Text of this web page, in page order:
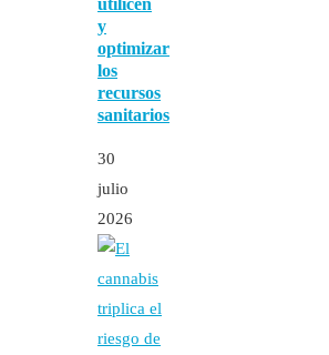
y
optimizar
los
recursos
sanitarios
30
julio
2026